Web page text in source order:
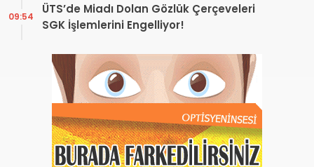
ÜTS’de Miadı Dolan Gözlük Çerçeveleri
SGK İşlemlerini Engelliyor!
09:54